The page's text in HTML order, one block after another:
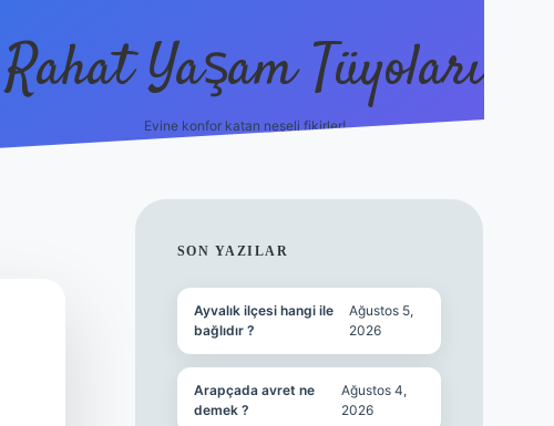
Rahat Yaşam Tüyoları
Evine konfor katan neşeli fikirler!
SIDEBAR
SON YAZILAR
Ayvalık ilçesi hangi ile
bağlıdır ?
Ağustos 5,
2026
Arapçada avret ne
demek ?
Ağustos 4,
2026
ilbet canlı maç